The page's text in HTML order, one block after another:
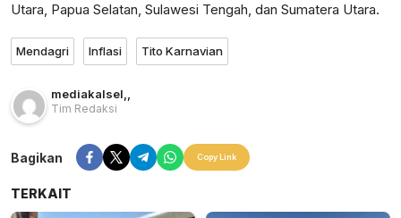
Utara, Papua Selatan, Sulawesi Tengah, dan Sumatera Utara.
Mendagri Inflasi Tito Karnavian
mediakalsel,,
Tim Redaksi
Bagikan Copy Link
TERKAIT